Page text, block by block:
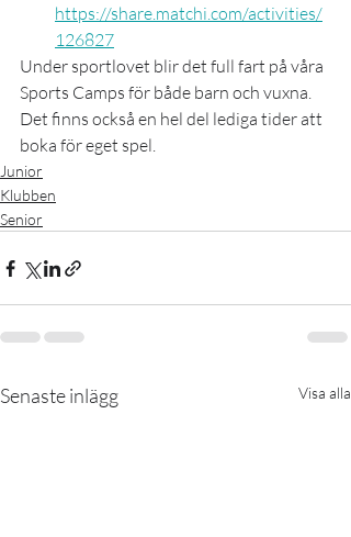
https://share.matchi.com/activities/
126827
Under sportlovet blir det full fart på våra
Sports Camps för både barn och vuxna.
Det finns också en hel del lediga tider att
boka för eget spel.
Junior
Klubben
Senior
Senaste inlägg Visa alla